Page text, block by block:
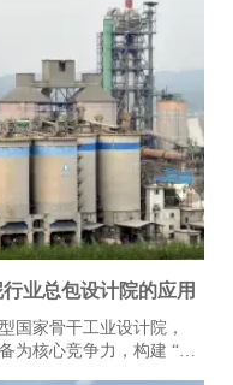
业总包设计院的应用
国家骨干工业设计院，
为核心竞争力，构建 “技